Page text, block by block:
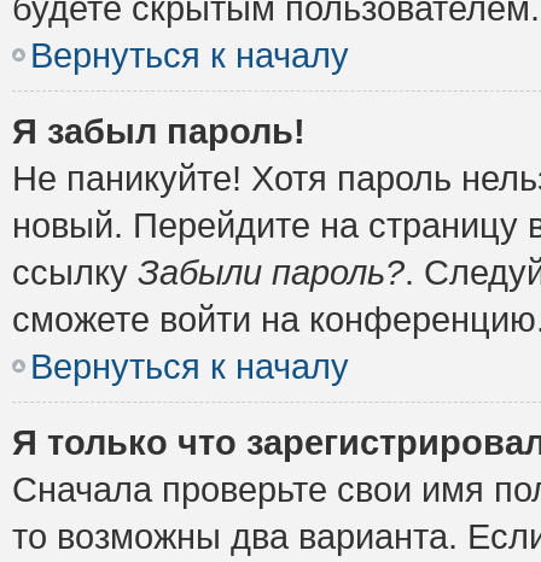
Вернуться к началу
Я забыл пароль!
Не паникуйте! Хотя пароль
новый. Перейдите на
ссылку Забыли пароль?.
сможете войти на
Вернуться к началу
Я только что
Сначала проверьте свои имя
то возможны два варианта.